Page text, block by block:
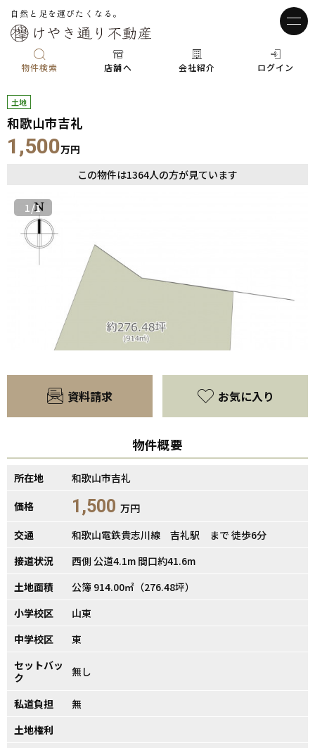
自然と足を運びたくなる。
物件検索 店舗へ 会社紹介 ログイン
土地
和歌山市吉礼
1,500万円
この物件は1364人の方が見ています
1/1
資料請求 お気に入り
物件概要
所在地
和歌山市吉礼
価格
1,500 万円
交通
和歌山電鉄貴志川線 吉礼駅 まで 徒歩6分
接道状況
西側 公道4.1m 間口約41.6m
土地面積
公簿 914.00㎡（276.48坪）
小学校区
山東
中学校区
東
セットバッ
ク
無し
私道負担
無
土地権利